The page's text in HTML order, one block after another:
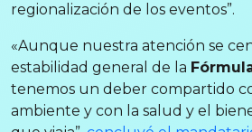
regionalización de los eventos”.
«Aunque nuestra atención se
estabilidad general de la
tenemos un deber compartido
ambiente y con la salud y el